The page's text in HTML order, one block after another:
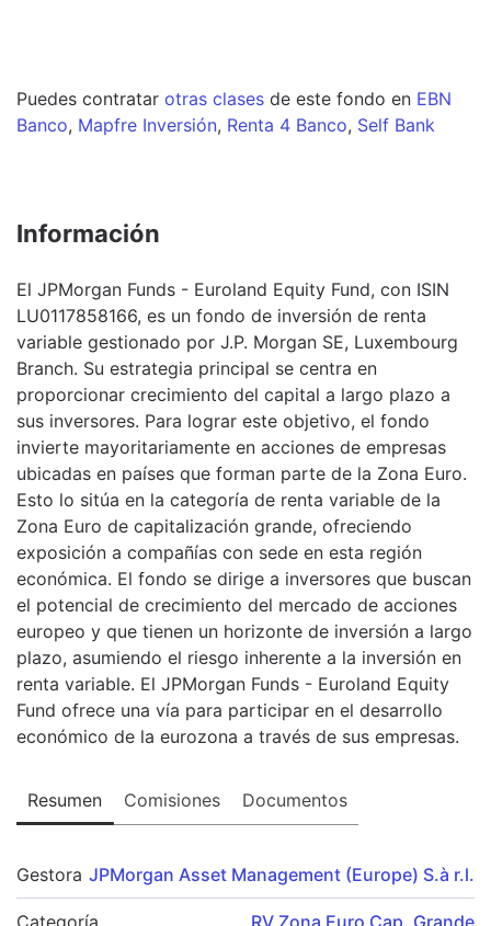
Puedes contratar otras clases de este fondo en EBN
Banco, Mapfre Inversión, Renta 4 Banco, Self Bank
Información
El JPMorgan Funds - Euroland Equity Fund, con ISIN
LU0117858166, es un fondo de inversión de renta
variable gestionado por J.P. Morgan SE, Luxembourg
Branch. Su estrategia principal se centra en
proporcionar crecimiento del capital a largo plazo a
sus inversores. Para lograr este objetivo, el fondo
invierte mayoritariamente en acciones de empresas
ubicadas en países que forman parte de la Zona Euro.
Esto lo sitúa en la categoría de renta variable de la
Zona Euro de capitalización grande, ofreciendo
exposición a compañías con sede en esta región
económica. El fondo se dirige a inversores que buscan
el potencial de crecimiento del mercado de acciones
europeo y que tienen un horizonte de inversión a largo
plazo, asumiendo el riesgo inherente a la inversión en
renta variable. El JPMorgan Funds - Euroland Equity
Fund ofrece una vía para participar en el desarrollo
económico de la eurozona a través de sus empresas.
Resumen Comisiones Documentos
Gestora JPMorgan Asset Management (Europe) S.à r.l.
Categoría RV Zona Euro Cap. Grande